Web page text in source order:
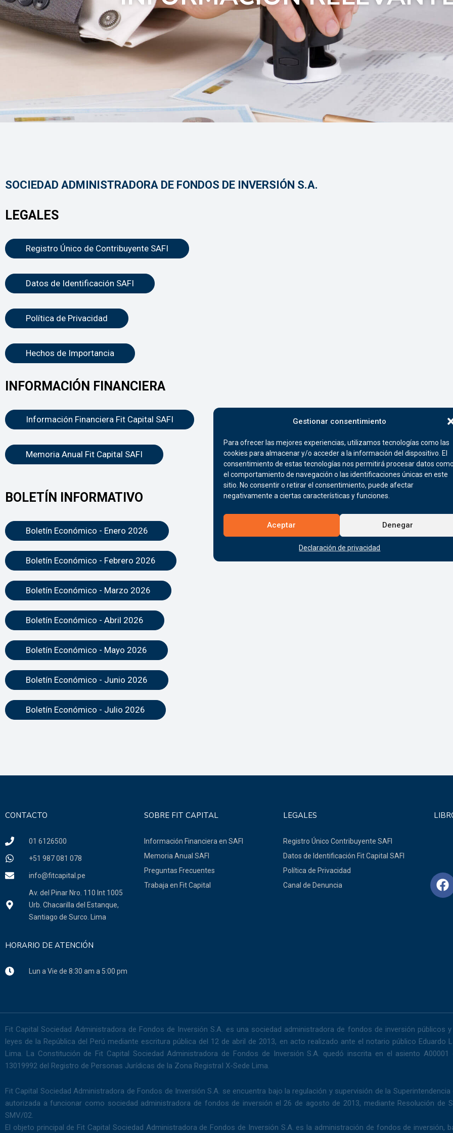
Gestionar consentimiento
Para ofrecer las mejores experiencias, utilizamos tecnologías como las
cookies para almacenar y/o acceder a la información del dispositivo. El
consentimiento de estas tecnologías nos permitirá procesar datos
el comportamiento de navegación o las identificaciones únicas en este
sitio. No consentir o retirar el consentimiento, puede afectar
negativamente a ciertas características y funciones.
Aceptar Denegar
Declaración de privacidad
SOCIEDAD ADMINISTRADORA DE FONDOS DE INVERSIÓN S.A.
LEGALES
Registro Único de Contribuyente SAFI
Datos de Identificación SAFI
Política de Privacidad
Hechos de Importancia
INFORMACIÓN FINANCIERA
Información Financiera Fit Capital SAFI
Memoria Anual Fit Capital SAFI
BOLETÍN INFORMATIVO
Boletín Económico - Enero 2026
Boletín Económico - Febrero 2026
Boletín Económico - Marzo 2026
Boletín Económico - Abril 2026
Boletín Económico - Mayo 2026
Boletín Económico - Junio 2026
Boletín Económico - Julio 2026
CONTACTO
01 6126500
+51 987 081 078
info@fitcapital.pe
Av. del Pinar Nro. 110 Int 1005
Urb. Chacarilla del Estanque,
Santiago de Surco. Lima
HORARIO DE ATENCIÓN
Lun a Vie de 8:30 am a 5:00 pm
SOBRE FIT CAPITAL
Información Financiera en SAFI
Memoria Anual SAFI
Preguntas Frecuentes
Trabaja en Fit Capital
LEGALES
Registro Único Contribuyente SAFI
Datos de Identificación Fit Capital SAFI
Política de Privacidad
Canal de Denuncia
F
a
Fit Capital Sociedad Administradora de Fondos de Inversión S.A. es una sociedad administradora de fondos de inversión públicos
leyes de la República del Perú mediante escritura pública del 12 de abril de 2013, en acto realizado ante el notario público Eduardo
Lima. La Constitución de Fit Capital Sociedad Administradora de Fondos de Inversión S.A. quedó inscrita en el asiento A00001
13019992 del Registro de Personas Jurídicas de la Zona RegistraI X-Sede Lima.
Fit Capital Sociedad Administradora de Fondos de Inversión S.A. se encuentra bajo la regulación y supervisión de la
autorizada a funcionar como sociedad administradora de fondos de inversión el 26 de agosto de 2013, mediante Resolución de
SMV/02.
El objeto principal de Fit Capital Sociedad Administradora de Fondos de Inversión S.A. es la administración de fondos de inversión,